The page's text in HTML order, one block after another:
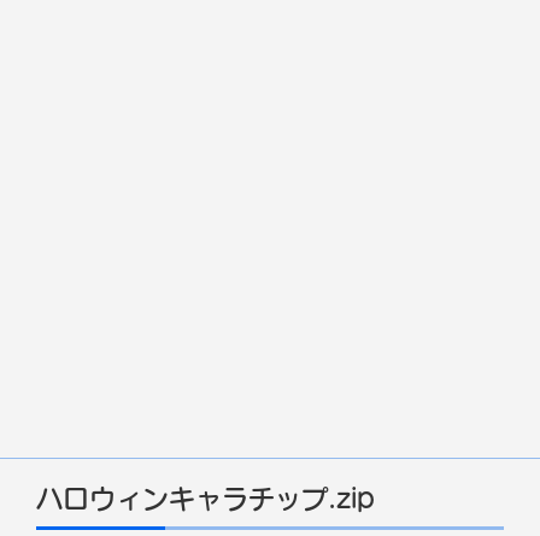
ハロウィンキャラチップ.zip